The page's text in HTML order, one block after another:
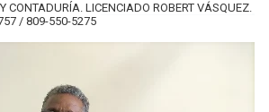
CONTADURÍA. LICENCIADO ROBERT VÁSQUEZ.
/ 809-550-5275